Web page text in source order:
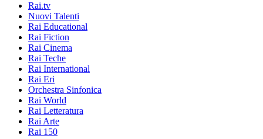
Rai.tv
Nuovi Talenti
Rai Educational
Rai Fiction
Rai Cinema
Rai Teche
Rai International
Rai Eri
Orchestra Sinfonica
Rai World
Rai Letteratura
Rai Arte
Rai 150